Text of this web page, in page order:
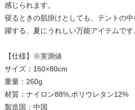
感じられます。
寝るときの肌掛けとしても、テントの
躍する、夏にうれしい万能アイテムです
【仕様】※実測値
サイズ：160×80cm
重量：260g
材質：ナイロン88%,ポリウレタン12%
製造国：中国